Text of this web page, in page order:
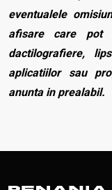
eventualele
afisare care pot
dactilografiere,
aplicatiilor sau
anunta in prealabil.